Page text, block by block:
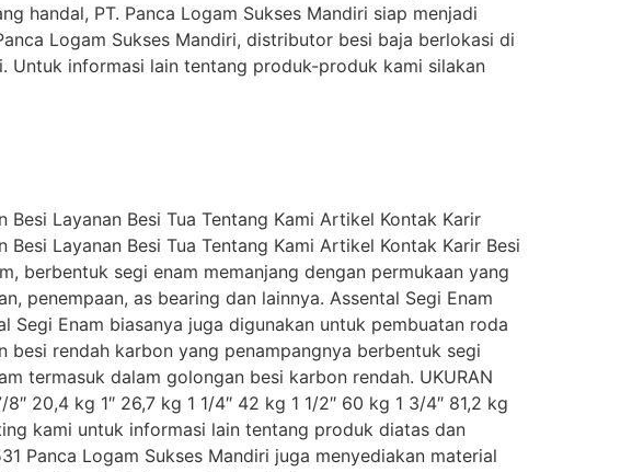
handal, PT. Panca Logam Sukses Mandiri siap menjadi
Logam Sukses Mandiri, distributor besi baja berlokasi di
Untuk informasi lain tentang produk-produk kami silakan
Layanan Besi Tua Tentang Kami Artikel Kontak Karir
Layanan Besi Tua Tentang Kami Artikel Kontak Karir Besi
berbentuk segi enam memanjang dengan permukaan yang
penempaan, as bearing dan lainnya. Assental Segi Enam
Enam biasanya juga digunakan untuk pembuatan roda
rendah karbon yang penampangnya berbentuk segi
termasuk dalam golongan besi karbon rendah. UKURAN
20,4 kg 1″ 26,7 kg 1 1/4″ 42 kg 1 1/2″ 60 kg 1 3/4″ 81,2 kg
kami untuk informasi lain tentang produk diatas dan
Panca Logam Sukses Mandiri juga menyediakan material